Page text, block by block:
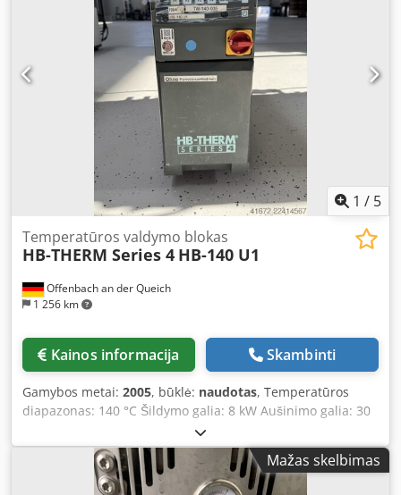
1 / 5
Offenbach an der Queich
1 256 km
Temperatūros valdymo blokas
HB-THERM Series 4 HB-140 U1
Kainos informacija Skambinti
Gamybos metai: 2005, būklė: naudotas, Temperatūros
diapazonas: 140 °C Šildymo galia: 8 kW Aušinimo galia: 30
kW Cedpfx Aajzpbiijgsha Matmenys (ilgis x plotis x aukštis):
0,70 x 0,20 x 0,50 m Apytikslis prietaiso svoris: 48 kg HB-
Therm HB-140 U1, 4 serija – temperatūros reguliatorius,
skirtas vandeniui iki 140 °C --> Apibrėžimas ir konstrukcija
Mažas skelbimas